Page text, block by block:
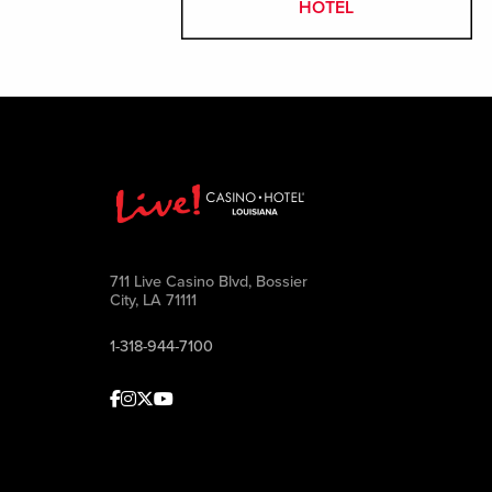
HOTEL
711 Live Casino Blvd, Bossier
City, LA 71111
1-318-944-7100
Facebook
Instagram
Twitter
Youtube